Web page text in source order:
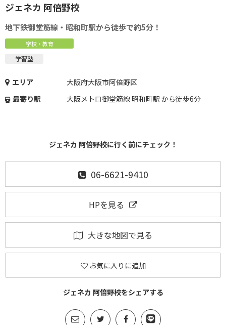
ジェネカ 阿倍野校
地下鉄御堂筋線・昭和町駅から徒歩で約5分！
学校・教育
学習塾
エリア
大阪府大阪市阿倍野区
最寄り駅
大阪メトロ御堂筋線 昭和町駅 から徒歩6分
ジェネカ 阿倍野校に行く前にチェック！
06-6621-9410
HPを見る
大きな地図で見る
お気に入りに追加
ジェネカ 阿倍野校をシェアする